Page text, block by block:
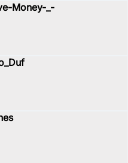
Money-_-